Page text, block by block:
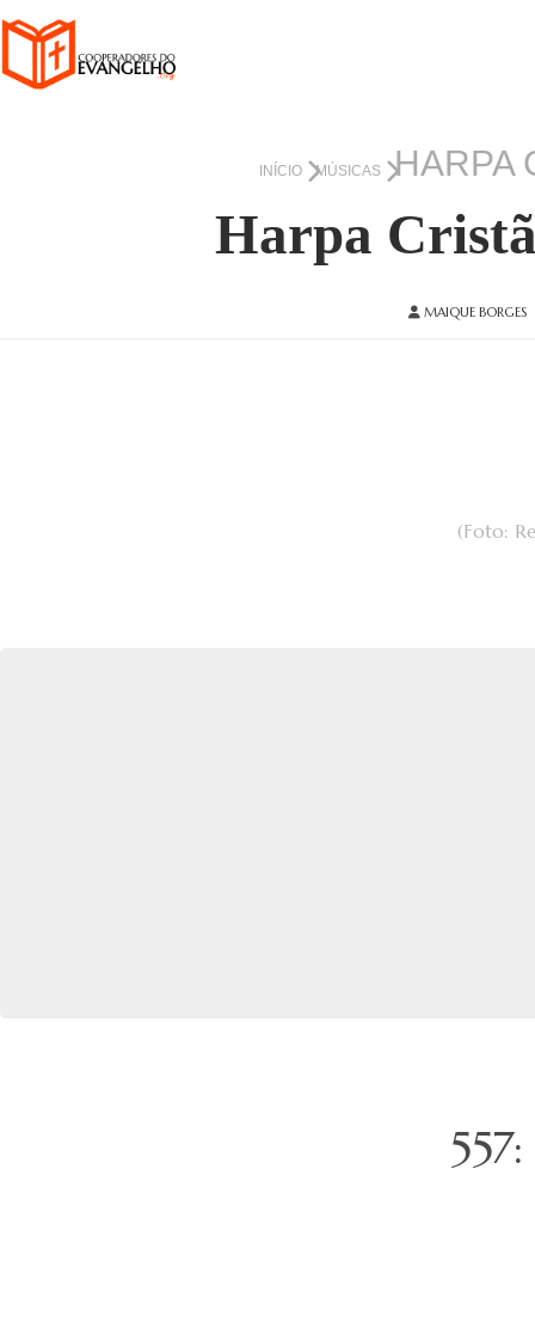
INÍCIO MÚSICAS HARPA
Harpa
MAIQUE BORGES
(Foto: